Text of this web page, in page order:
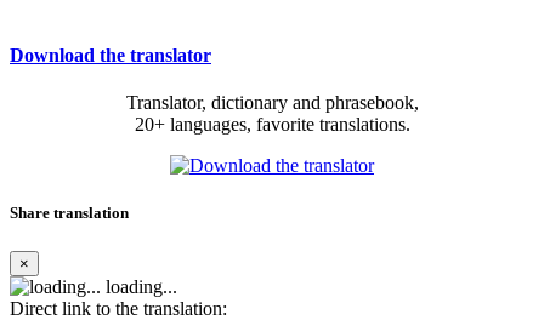
Download the translator
Translator, dictionary and phrasebook,
20+ languages, favorite translations.
Share translation
×
loading...
Direct link to the translation: